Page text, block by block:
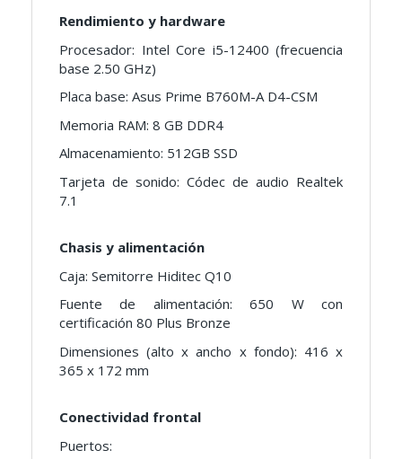
Rendimiento y hardware
Procesador: Intel Core i5-12400 (frecuencia
base 2.50 GHz)
Placa base: Asus Prime B760M-A D4-CSM
Memoria RAM: 8 GB DDR4
Almacenamiento: 512GB SSD
Tarjeta de sonido: Códec de audio Realtek
7.1
Chasis y alimentación
Caja: Semitorre Hiditec Q10
Fuente de alimentación: 650 W con
certificación 80 Plus Bronze
Dimensiones (alto x ancho x fondo): 416 x
365 x 172 mm
Conectividad frontal
Puertos: